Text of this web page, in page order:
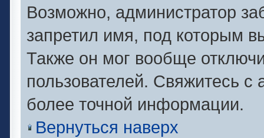
Возможно, администратор
запретил имя, под которым
Также он мог вообще
пользователей. Свяжитесь
более точной информации.
Вернуться наверх